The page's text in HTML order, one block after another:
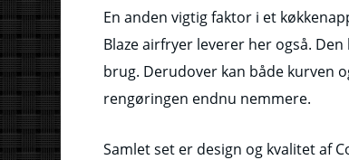
En anden vigtig faktor i et
Blaze airfryer leverer her også.
brug. Derudover kan både kurven
rengøringen endnu nemmere.
Samlet set er design og kvalitet af